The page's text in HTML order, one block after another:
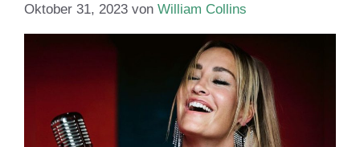
Oktober 31, 2023 von William Collins